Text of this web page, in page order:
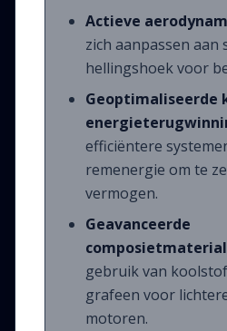
Actieve
zich aanpassen aan
hellingshoek voor
Geoptimaliseerde
efficiëntere
remenergie om te
vermogen.
Geavanceerde
gebruik van
grafeen voor
motoren.